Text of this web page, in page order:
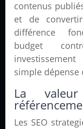
contenus
et de
différence
budget
simple
La
Les SEO